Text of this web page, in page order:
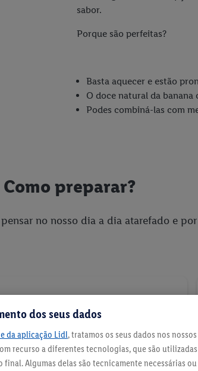
sabor.
Porque são perfeitas?
Basta aquecer e estão
O doce natural da
Podes combiná-las com
Como preparar?
no nosso dia a dia atarefado e
Fogo baixo, 2 minutos de cada lado.
dos seus dados
da aplicação Lidl, tratamos os seus dados nos
recurso a diferentes tecnologias, que são
Algumas delas são tecnicamente necessárias